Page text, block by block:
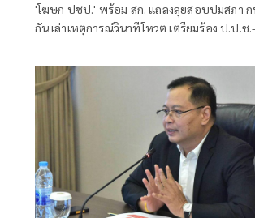
'โฆษก ปชป.' พร้อม สก. แถลงลุยสอบปมสภา
กัน เล่าเหตุการณ์วินาทีโหวต เตรียมร้อง ป.ป.ช